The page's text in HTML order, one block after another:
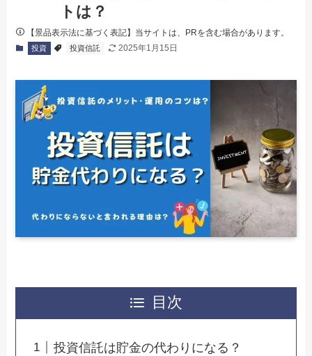
トは？
【景品表示法に基づく表記】当サイトは、PRを含む場合があります。
投資 投資信託 2025年1月15日
目次
投資信託は貯金の代わりになる？